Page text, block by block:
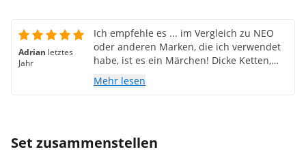
Adrian letztes
Jahr
Ich empfehle es ... im Vergleich zu NEO
oder anderen Marken, die ich verwendet
habe, ist es ein Märchen! Dicke Ketten,
angenehm zu verarbeiten!
Mehr lesen
Set zusammenstellen